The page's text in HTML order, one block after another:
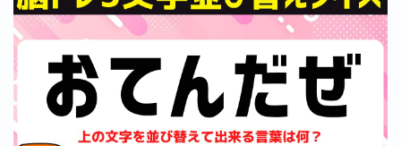
運営者情報